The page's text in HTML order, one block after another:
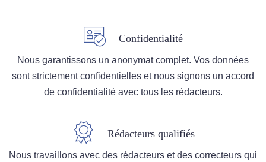
Confidentialité
Nous garantissons un anonymat complet. Vos données
sont strictement confidentielles et nous signons un accord
de confidentialité avec tous les rédacteurs.
Rédacteurs qualifiés
Nous travaillons avec des rédacteurs et des correcteurs qui